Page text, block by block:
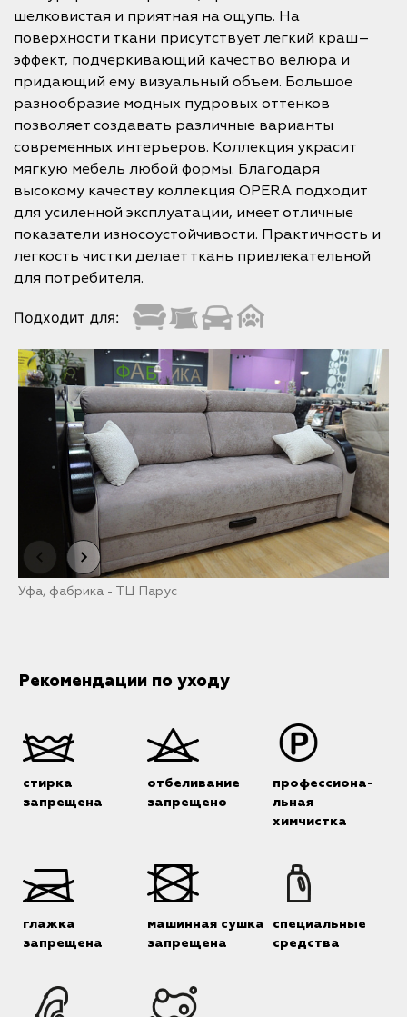
шелковистая и приятная на ощупь. На
поверхности ткани присутствует легкий краш–
эффект, подчеркивающий качество велюра и
придающий ему визуальный объем. Большое
разнообразие модных пудровых оттенков
позволяет создавать различные варианты
современных интерьеров. Коллекция украсит
мягкую мебель любой формы. Благодаря
высокому качеству коллекция OPERA подходит
для усиленной эксплуатации, имеет отличные
показатели износоустойчивости. Практичность и
легкость чистки делает ткань привлекательной
для потребителя.
Подходит для:
Уфа, фабрика - ТЦ Парус
Рекомендации по уходу
стирка
запрещена
отбеливание
запрещено
профессиона-
льная
химчистка
глажка
запрещена
машинная сушка
запрещена
специальные
средства